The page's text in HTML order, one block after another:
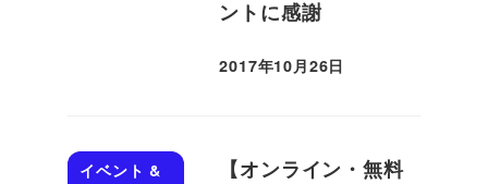
ントに感謝
投稿日
2017年10月26日
イベント &
【オンライン・無料